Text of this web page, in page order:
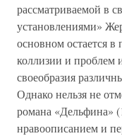
рассматриваемой в
установлениями»
основном остается
коллизии и проблем
своеобразия
Однако нельзя не
романа «Дельфина»
нравоописанием и